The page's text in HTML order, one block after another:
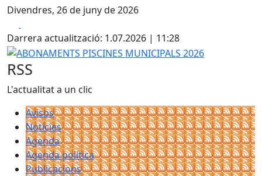
Divendres, 26 de juny de 2026
Darrera actualització: 1.07.2026 | 11:28
ABONAMENTS PISCINES MUNICIPALS 2026
RSS
L'actualitat a un clic
Avisos
Notícies
Agenda
Agenda política
Publicacions